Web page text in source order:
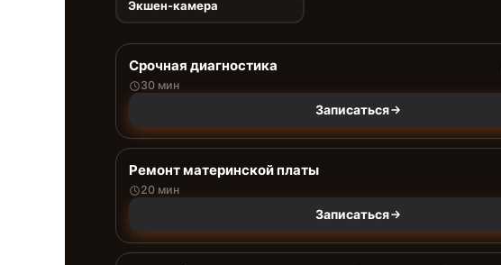
Экшен-камера
Срочная диагностика
30 мин
Записаться
Ремонт материнской платы
20 мин
Записаться